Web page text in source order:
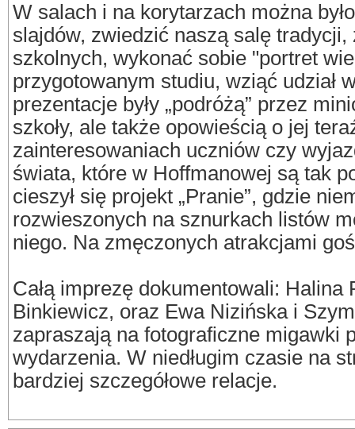
W salach i na korytarzach można
slajdów, zwiedzić naszą salę
szkolnych, wykonać sobie "portret
przygotowanym studiu, wziąć udział
prezentacje były „podróżą” przez
szkoły, ale także opowieścią o jej
zainteresowaniach uczniów czy
świata, które w Hoffmanowej są tak
cieszył się projekt „Pranie”, gdzie
rozwieszonych na sznurkach listów
niego. Na zmęczonych atrakcjami
Całą imprezę dokumentowali: Halina
Binkiewicz, oraz Ewa Nizińska i
zapraszają na fotograficzne migawki
wydarzenia. W niedługim czasie na
bardziej szczegółowe relacje.